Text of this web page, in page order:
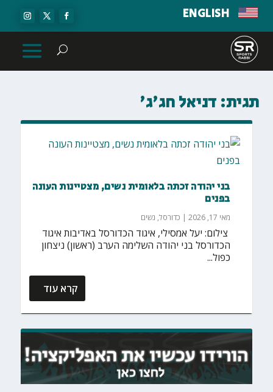
ENGLISH
תגית:דניאל חג'ג'
בני יהודה זכתה בלאומית נשים, מצטיינות העונה
בפנים
מאי 17, 2026 | כדורסל, נשים
‏ צילום: יעל אמסילי, איגוד הכדורסל באדיבות איגוד
הכדורסל בני יהודה השלימה הערב (ראשון) ניצחון
כפול...
קרא עוד